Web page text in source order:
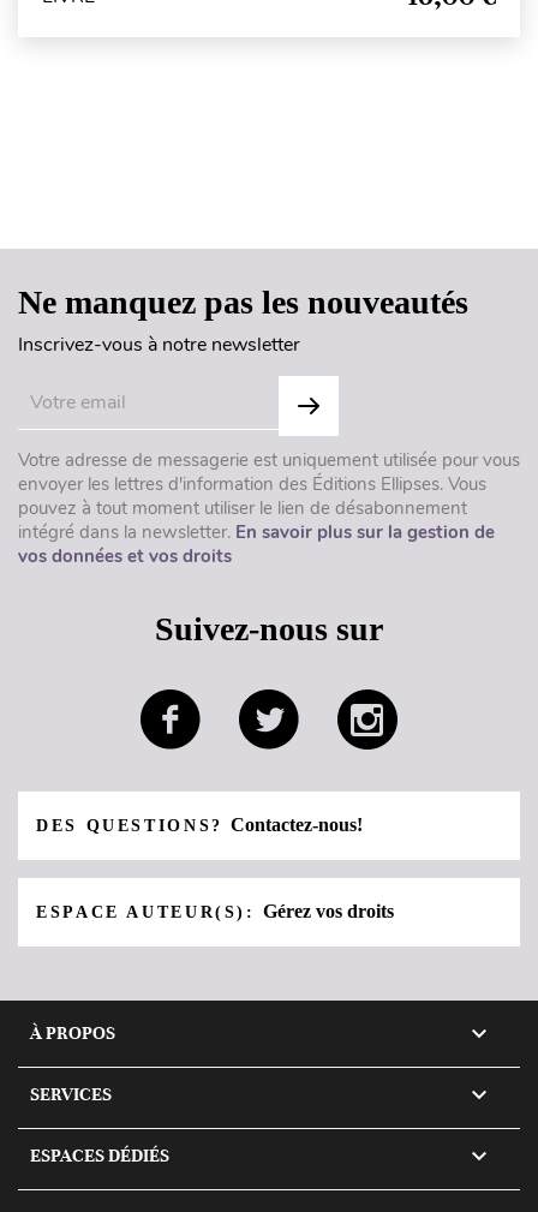
Ne manquez pas les nouveautés
Inscrivez-vous à notre newsletter
Votre adresse de messagerie est uniquement utilisée pour vous
envoyer les lettres d'information des Éditions Ellipses. Vous
pouvez à tout moment utiliser le lien de désabonnement
intégré dans la newsletter. En savoir plus sur la gestion de
vos données et vos droits
Suivez-nous sur
DES QUESTIONS?Contactez-nous!
ESPACE AUTEUR(S):Gérez vos droits
À PROPOS 
SERVICES 
ESPACES DÉDIÉS 